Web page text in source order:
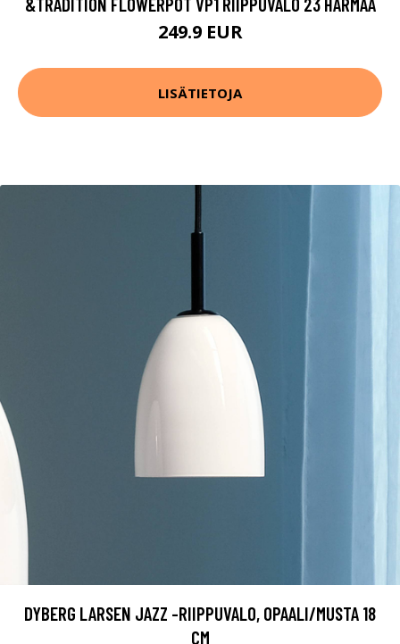
249.9 EUR
LISÄTIETOJA
DYBERG LARSEN JAZZ -RIIPPUVALO, OPAALI/MUSTA 18
CM